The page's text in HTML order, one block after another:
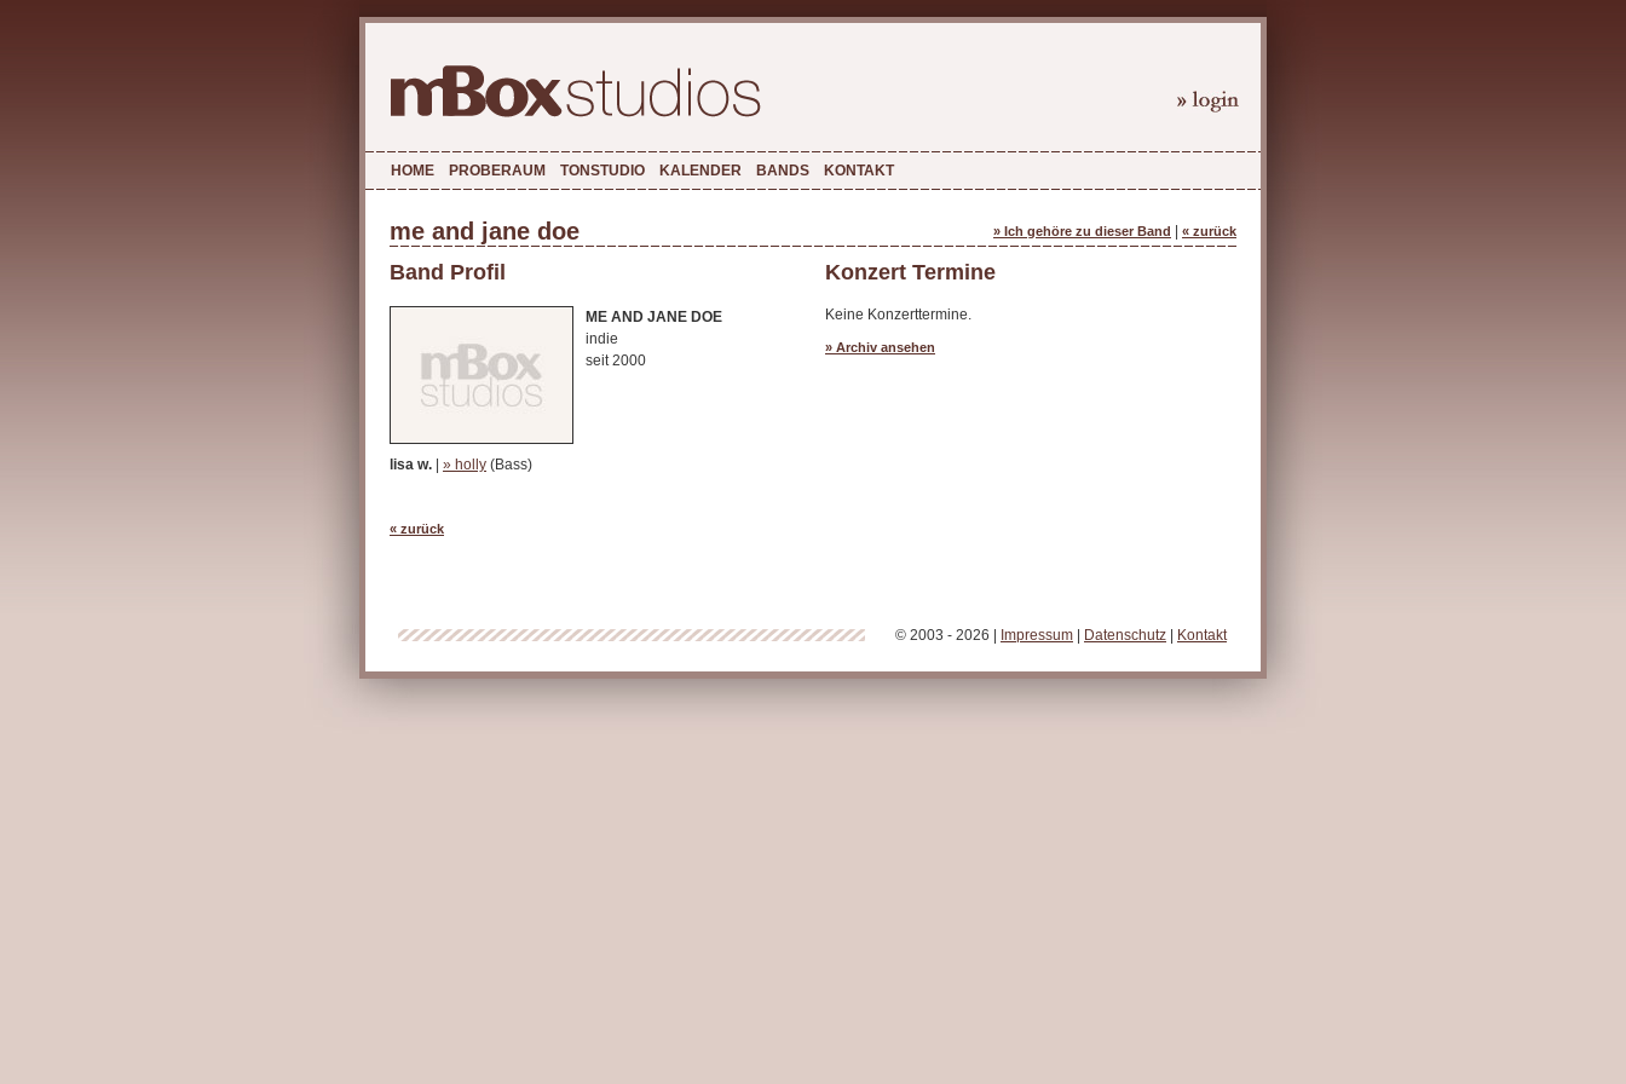
HOME PROBERAUM TONSTUDIO KALENDER BANDS KONTAKT
me and jane doe » Ich gehöre zu dieser Band « zurück
Band Profil
ME AND JANE DOE
indie
seit 2000
lisa w. » holly (Bass)
« zurück
Konzert Termine
Keine Konzerttermine.
» Archiv ansehen
© 2003 - 2026 | Impressum Datenschutz Kontakt